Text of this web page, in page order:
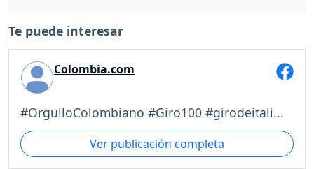
Te puede interesar
Colombia.com
#OrgulloColombiano #Giro100 #girodeitali...
Ver publicación completa